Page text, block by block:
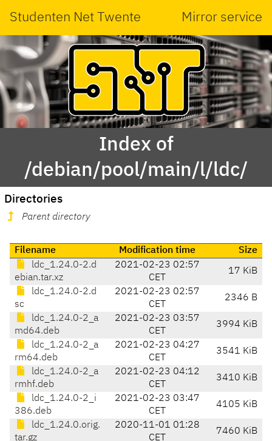
Studenten Net Twente Mirror service
Index of
/debian/pool/main/l/ldc/
Directories
Parent directory
Filename Modification time
Size
ldc_1.24.0-2.d
ebian.tar.xz
2021-02-23 02:57
CET
17 KiB
ldc_1.24.0-2.d
sc
2021-02-23 02:57
CET
2346 B
ldc_1.24.0-2_a
md64.deb
2021-02-23 03:57
CET
3994 KiB
ldc_1.24.0-2_a
rm64.deb
2021-02-23 04:27
CET
3541 KiB
ldc_1.24.0-2_a
rmhf.deb
2021-02-23 04:12
CET
3410 KiB
ldc_1.24.0-2_i
386.deb
2021-02-23 03:47
CET
4105 KiB
ldc_1.24.0.orig.
tar.gz
2020-11-01 01:28
CET
7460 KiB